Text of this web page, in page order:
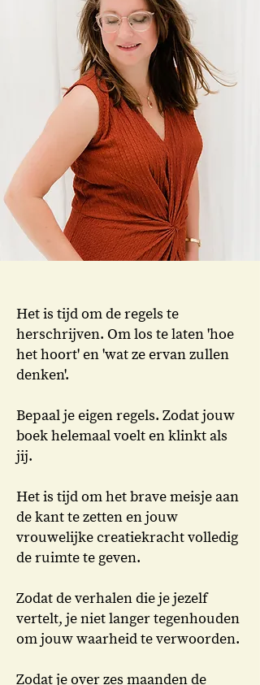
Het is tijd om de regels te
herschrijven. Om los te laten 'hoe
het hoort' en 'wat ze ervan zullen
denken'.
Bepaal je eigen regels. Zodat jouw
boek helemaal voelt en klinkt als
jij.
Het is tijd om het brave meisje aan
de kant te zetten en jouw
vrouwelijke creatiekracht volledig
de ruimte te geven.
Zodat de verhalen die je jezelf
vertelt, je niet langer tegenhouden
om jouw waarheid te verwoorden.
Zodat je over zes maanden de